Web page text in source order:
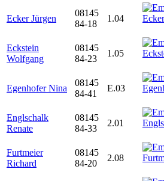
Ecker Jürgen
08145
84-18
1.04
Eckstein
Wolfgang
08145
84-23
1.05
Egenhofer Nina
08145
84-41
E.03
Englschalk
Renate
08145
84-33
2.01
Furtmeier
Richard
08145
84-20
2.08